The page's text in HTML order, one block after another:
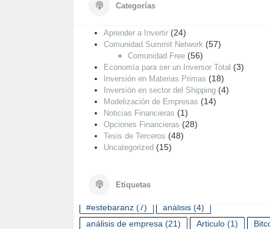
Categorías
Aprender a Invertir (24)
Comunidad Summit Network (57)
Comunidad Free (56)
Economía para ser un Inversor Total (3)
Inversión en Materias Primas (18)
Inversión en sector del Shipping (4)
Modelización de Empresas (14)
Noticias Financieras (1)
Opciones Financieras (28)
Tesis de Terceros (48)
Uncategorized (15)
Etiquetas
ETIQUETAS
#estebaranz (7) análisis (4)
análisis de empresa (21) Articulo (1)